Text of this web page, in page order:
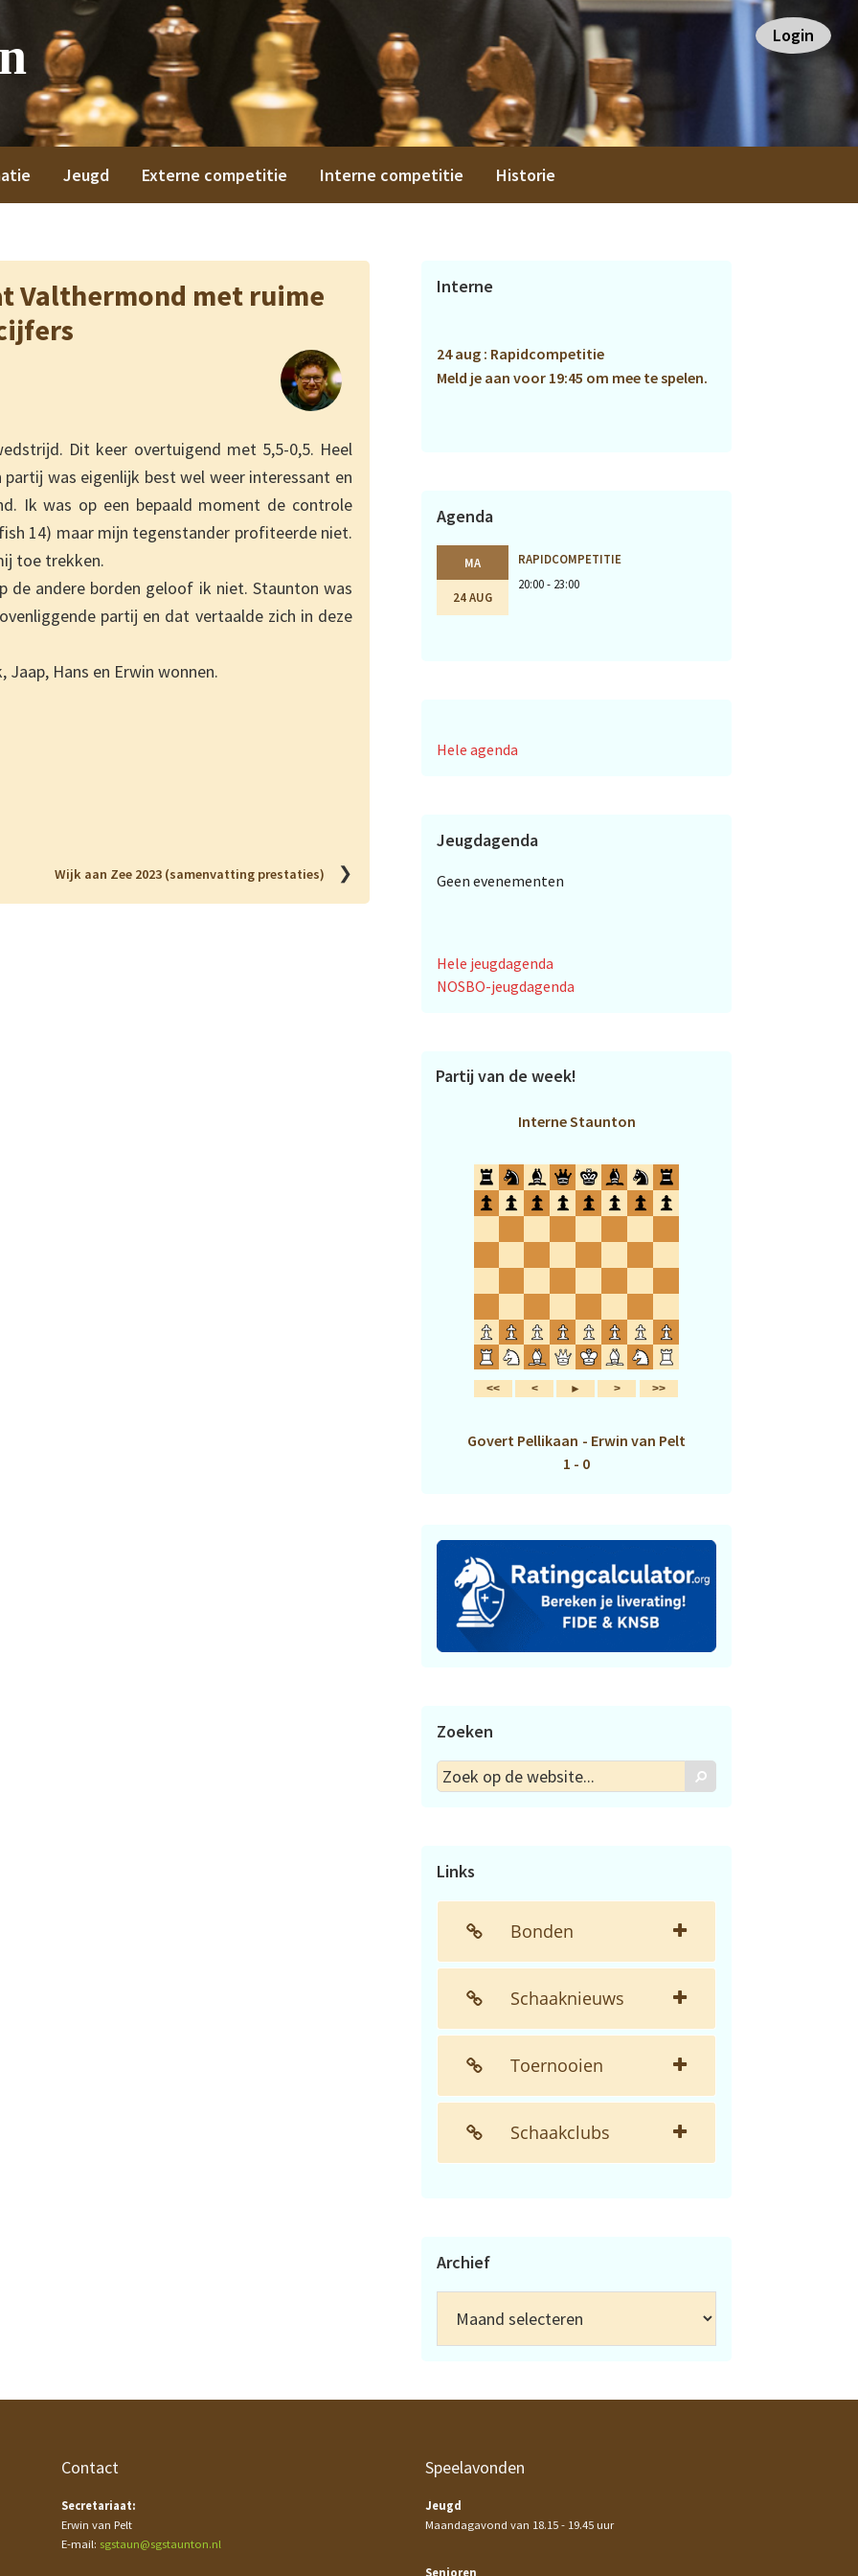
Login
Jeugd Externe competitie Interne competitie Historie
Valthermond met ruime
Dit keer overtuigend met 5,5-0,5. Heel
was eigenlijk best wel weer interessant en
Ik was op een bepaald moment de controle
14) maar mijn tegenstander profiteerde niet.
toe trekken.
de andere borden geloof ik niet. Staunton was
partij en dat vertaalde zich in deze
Jaap, Hans en Erwin wonnen.
Wijk aan Zee 2023 (samenvatting prestaties) ❯
Primaire
Interne
24 aug : Rapidcompetitie
Meld je aan voor 19:45 om mee te spelen.
Agenda
MA
24 AUG
RAPIDCOMPETITIE
20:00 - 23:00
Hele agenda
Jeugdagenda
Geen evenementen
Hele jeugdagenda
NOSBO-jeugdagenda
Partij van de week!
Interne Staunton
Govert Pellikaan - Erwin van Pelt
1 - 0
Zoeken
Zoek
op
Zoek
Links
Bonden
Schaaknieuws
Toernooien
Schaakclubs
Archief
Contact
Secretariaat:
Erwin van Pelt
E-mail: sgstaun@sgstaunton.nl
Speelavonden
Jeugd
Maandagavond van 18.15 - 19.45 uur
Senioren